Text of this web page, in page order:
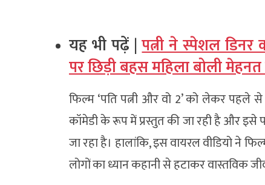
यह भी पढ़ें |पत्नी ने स्पेशल
पर छिड़ी बहस महिला बोली
फिल्म ‘पति पत्नी और वो 2’ को लेकर पहले
कॉमेडी के रूप में प्रस्तुत की जा रही है और
जा रहा है। हालांकि, इस वायरल वीडियो ने
लोगों का ध्यान कहानी से हटाकर वास्तविक